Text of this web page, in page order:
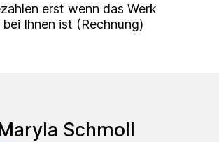
erst wenn das Werk
Ihnen ist (Rechnung)
Schmoll